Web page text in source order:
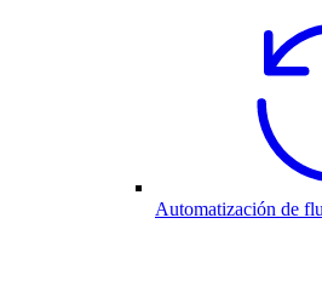
Automatización de